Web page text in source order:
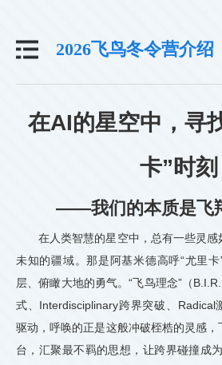
2026飞鸟冬令营介绍
在AI的星空中，寻
卡”时刻
——我们的本质是飞
在人类智慧的星空中，总有一些灵
未知的疆域。那是阿基米德高呼“尤里
层、俯瞰大地的勇气。“飞鸟理念”（
式、Interdisciplinary跨界突破、Radical
驱动，呼唤的正是这般冲破桎梏的灵感
台，汇聚最不羁的思想，让跨界碰撞成